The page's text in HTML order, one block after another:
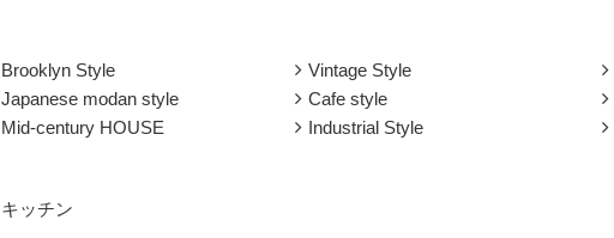
Brooklyn Style Vintage Style
Japanese modan style Cafe style
Mid-century HOUSE Industrial Style
キッチン